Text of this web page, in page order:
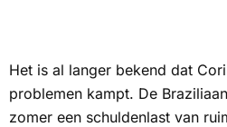
Het is al langer bekend dat
problemen kampt. De
zomer een schuldenlast van